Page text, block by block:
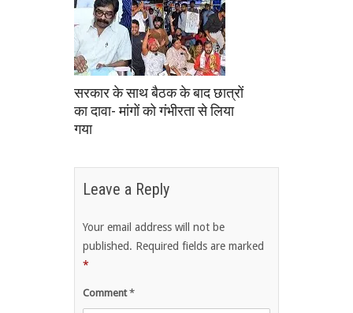
सरकार के साथ बैठक के बाद छात्रों
का दावा- मांगों को गंभीरता से लिया
गया
Leave a Reply
Your email address will not be
published. Required fields are marked
*
Comment*